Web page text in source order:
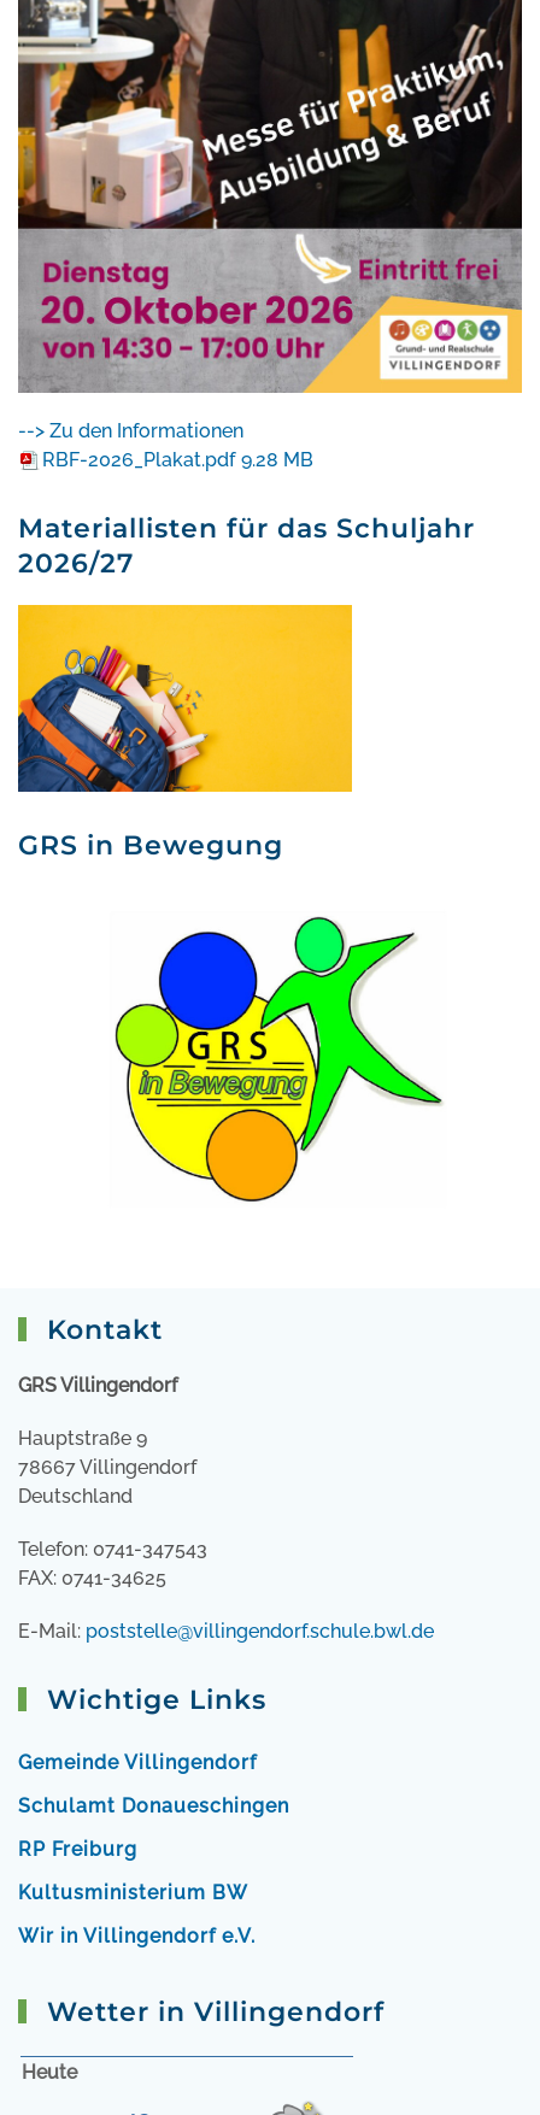
--> Zu den Informationen
RBF-2026_Plakat.pdf 9.28 MB
Materiallisten für das Schuljahr
2026/27
GRS in Bewegung
Kontakt
GRS Villingendorf
Hauptstraße 9
78667 Villingendorf
Deutschland
Telefon: 0741-347543
FAX: 0741-34625
E-Mail: poststelle@villingendorf.schule.bwl.de
Wichtige Links
Gemeinde Villingendorf
Schulamt Donaueschingen
RP Freiburg
Kultusministerium BW
Wir in Villingendorf e.V.
Wetter in Villingendorf
Heute